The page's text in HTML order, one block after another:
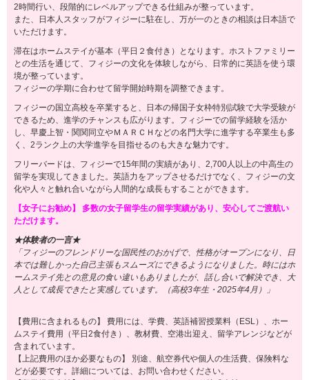
2時間行い、段階的にレベルアップできる仕組みが整っています。
また、日本人スタッフがフィジーに駐在し、万が一のときの相談は日本語で
いただけます。
滞在はホームステイが基本（平日２食付き）となります。ホストファミリー
との生活を通じて、フィジーの文化を体験しながら、日常的に英語を使う環
境が整っています。
フィジーの学期に合わせて留学開始時期を調整できます。
フィジーの国立高校を卒業すると、日本の帰国子女枠特別試験で大学受験が
できるため、進学のチャンスも広がります。フィジーでの留学経験を活か
し、早慶上智・関関同立やＭＡＲＣＨなどの名門大学に進学する卒業生も多
く、2ランク上の大学進学を目指せるのも大きな魅力です。
フリーバードは、フィジーで15年間の実績があり、2,700人以上の中高生の
留学を実現してきました。英語力をアップさせるだけでなく、フィジーの文
化や人々と触れ合いながら人間的な成長もすることができます。
【女子にお勧め】 多数の女子留学生の留学実績があり、安心してご渡航い
ただけます。
★体験者の一言★
「フィジーのフレンドリーな国民性のおかげで、性格がオープンになり、日
本では難しかった自己主張もスムーズにできるようになりました。時にはホ
ームステイ先との意見の食い違いもありましたが、話し合いで解決でき、大
人として成長できたと実感しています。（高校3年生・2025年4月）」
【費用に含まれるもの】 費用には、学費、英語補習授業料（ESL）、ホー
ムステイ費用（平日2食付き）、教材費、空港出迎え、留学アレンジなどが
含まれています。
【上記費用のほか必要なもの】 別途、航空券代や個人の生活費、保険料な
どが必要です。詳細については、お問い合わせください。